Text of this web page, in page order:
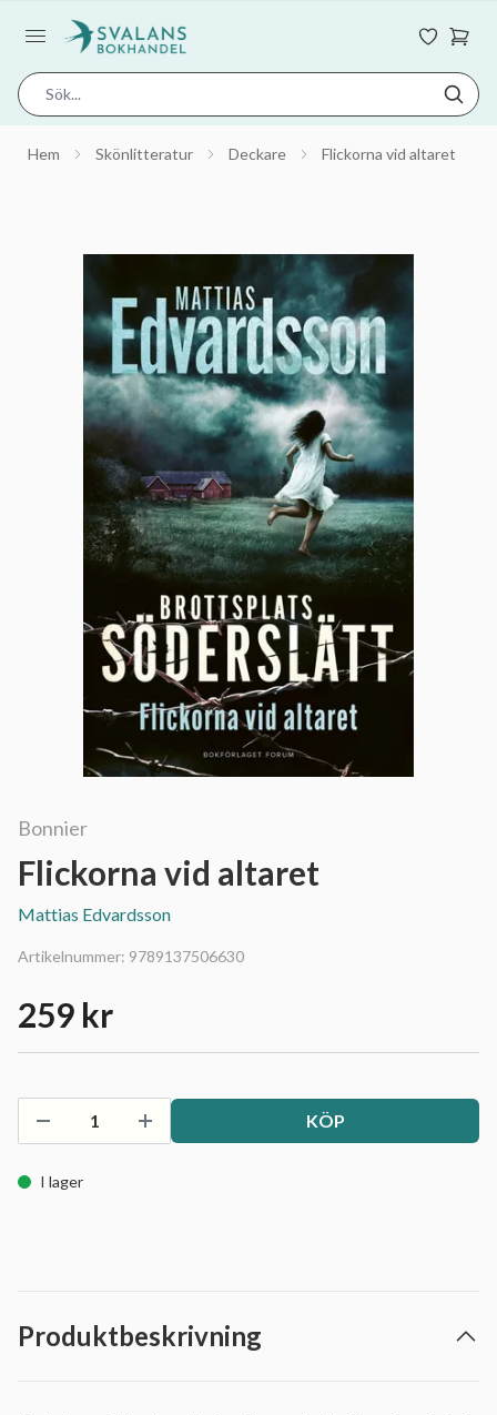
Hem Skönlitteratur Deckare Flickorna vid altaret
Bonnier
Flickorna vid altaret
Mattias Edvardsson
Artikelnummer: 9789137506630
259 kr
KÖP
I lager
Produktbeskrivning